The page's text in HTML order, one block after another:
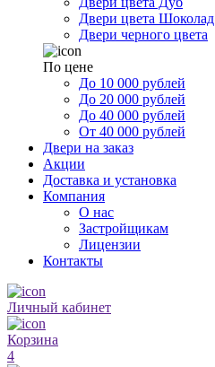
Двери цвета Шоколад
Двери черного цвета
По цене
До 10 000 рублей
До 20 000 рублей
До 40 000 рублей
От 40 000 рублей
Двери на заказ
Акции
Доставка и установка
Компания
О нас
Застройщикам
Лицензии
Контакты
Личный кабинет
Корзина
4